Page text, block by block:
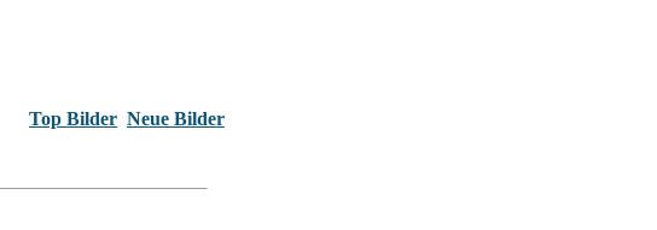
Top Bilder Neue Bilder